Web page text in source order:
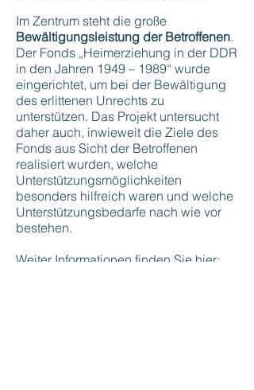
Im Zentrum steht die große
Bewältigungsleistung der Betroffenen.
Der Fonds „Heimerziehung in der DDR
in den Jahren 1949 – 1989“ wurde
eingerichtet, um bei der Bewältigung
des erlittenen Unrechts zu
unterstützen. Das Projekt untersucht
daher auch, inwieweit die Ziele des
Fonds aus Sicht der Betroffenen
realisiert wurden, welche
Unterstützungsmöglichkeiten
besonders hilfreich waren und welche
Unterstützungsbedarfe nach wie vor
bestehen.
Weiter Informationen finden Sie hier: